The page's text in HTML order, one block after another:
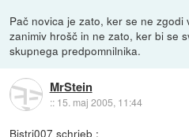
Pač novica je zato, ker se ne
zanimiv hrošč in ne zato, ker bi se
skupnega predpomnilnika.
MrStein
:: 15. maj 2005, 11:44
Bistri007 schrieb :